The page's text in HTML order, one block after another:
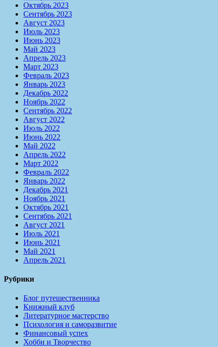
Октябрь 2023
Сентябрь 2023
Август 2023
Июль 2023
Июнь 2023
Май 2023
Апрель 2023
Март 2023
Февраль 2023
Январь 2023
Декабрь 2022
Ноябрь 2022
Сентябрь 2022
Август 2022
Июль 2022
Июнь 2022
Май 2022
Апрель 2022
Март 2022
Февраль 2022
Январь 2022
Декабрь 2021
Ноябрь 2021
Октябрь 2021
Сентябрь 2021
Август 2021
Июль 2021
Июнь 2021
Май 2021
Апрель 2021
Рубрики
Блог путешественника
Книжный клуб
Литературное мастерство
Психология и саморазвитие
Финансовый успех
Хобби и Творчество